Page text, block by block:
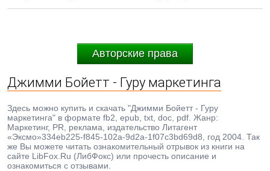
Авторские права
Джимми Бойетт - Гуру маркетинга
Здесь можно купить и скачать "Джимми Бойетт - Гуру
маркетинга" в формате fb2, epub, txt, doc, pdf. Жанр:
Маркетинг, PR, реклама, издательство Литагент
«Эксмо»334eb225-f845-102a-9d2a-1f07c3bd69d8, год 2004. Так
же Вы можете читать ознакомительный отрывок из книги на
сайте LibFox.Ru (ЛибФокс) или прочесть описание и
ознакомиться с отзывами.